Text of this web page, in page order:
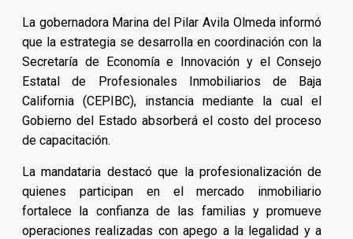
La gobernadora Marina del Pilar Avila Olmeda informó
que la estrategia se desarrolla en coordinación con la
Secretaría de Economía e Innovación y el Consejo
Estatal de Profesionales Inmobiliarios de Baja
California (CEPIBC), instancia mediante la cual el
Gobierno del Estado absorberá el costo del proceso
de capacitación.
La mandataria destacó que la profesionalización de
quienes participan en el mercado inmobiliario
fortalece la confianza de las familias y promueve
operaciones realizadas con apego a la legalidad y a